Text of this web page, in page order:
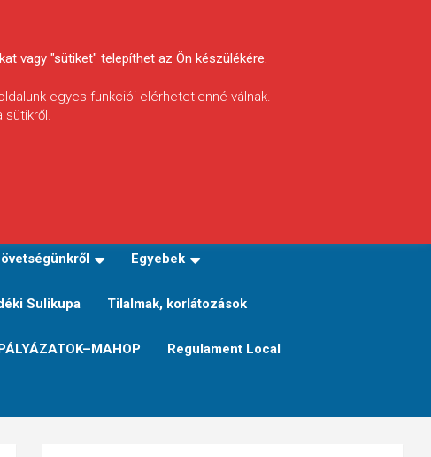
Egyebek
Sulikupa Tilalmak, korlátozások
Regulament Local
vagy "sütiket" telepíthet az Ön készülékére.
egyes funkciói elérhetetlenné válnak.
sütikről.